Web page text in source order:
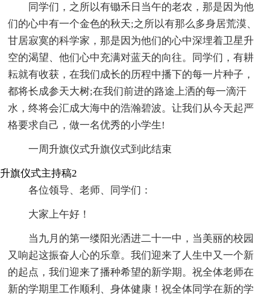
同学们，之所以有锄禾日当午的老农，那是因为他
们的心中有一个金色的秋天;之所以有那么多身居荒漠、
甘居寂寞的科学家，那是因为他们的心中深埋着卫星升
空的渴望、他们心中充满对蓝天的向往。同学们，有耕
耘就有收获，在我们成长的历程中播下的每一片种子，
都将长成参天大树;在我们前进的路途上洒的每一滴汗
水，终将会汇成大海中的浩瀚碧波。让我们从今天起严
格要求自己，做一名优秀的小学生!
一周升旗仪式升旗仪式到此结束
升旗仪式主持稿2
各位领导、老师、同学们：
大家上午好！
当九月的第一缕阳光洒进二十一中，当美丽的校园
又响起这振奋人心的乐章。我们迎来了人生中又一个新
的起点，我们迎来了播种希望的新学期。祝全体老师在
新的学期里工作顺利、身体健康！祝全体同学在新的学